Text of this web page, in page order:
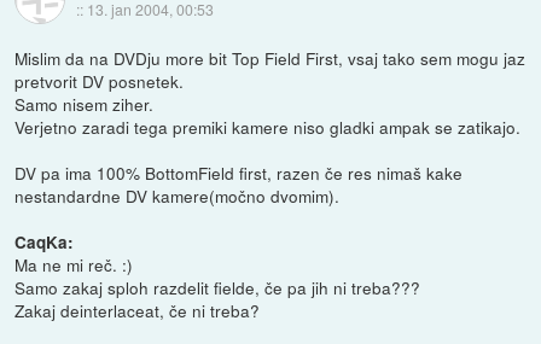
:: 13. jan 2004, 00:53
Mislim da na DVDju more bit Top Field First, vsaj tako sem mogu jaz
pretvorit DV posnetek.
Samo nisem ziher.
Verjetno zaradi tega premiki kamere niso gladki ampak se zatikajo.
DV pa ima 100% BottomField first, razen če res nimaš kake
nestandardne DV kamere(močno dvomim).
CaqKa:
Ma ne mi reč. :)
Samo zakaj sploh razdelit fielde, če pa jih ni treba???
Zakaj deinterlaceat, če ni treba?